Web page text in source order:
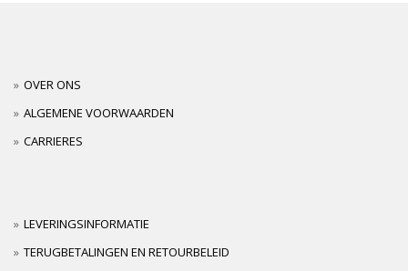
OVER ONS
ALGEMENE VOORWAARDEN
CARRIERES
LEVERINGSINFORMATIE
TERUGBETALINGEN EN RETOURBELEID